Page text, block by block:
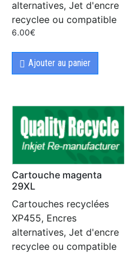
alternatives, Jet d'encre
recyclee ou compatible
6.00€
Ajouter au panier
Cartouche magenta
29XL
Cartouches recyclées
XP455, Encres
alternatives, Jet d'encre
recyclee ou compatible